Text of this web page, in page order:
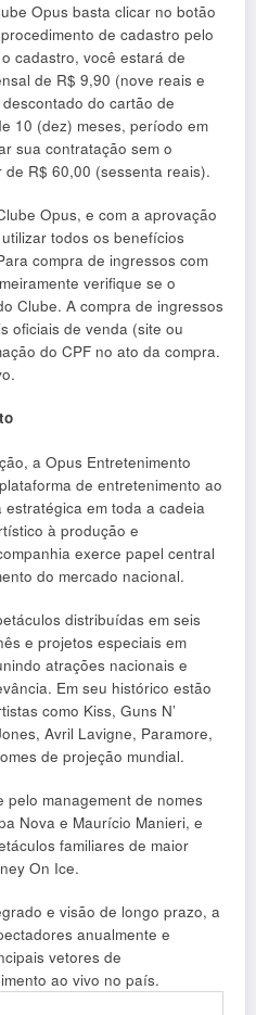
Opus basta clicar no botão
de cadastro pelo
cadastro, você estará de
de R$ 9,90 (nove reais e
do cartão de
10 (dez) meses, período em
sua contratação sem o
R$ 60,00 (sessenta reais).
Opus, e com a aprovação
todos os benefícios
compra de ingressos com
verifique se o
Clube. A compra de ingressos
oficiais de venda (site ou
do CPF no ato da compra.
a Opus Entretenimento
de entretenimento ao
em toda a cadeia
à produção e
exerce papel central
do mercado nacional.
distribuídas em seis
e projetos especiais em
atrações nacionais e
Em seu histórico estão
como Kiss, Guns N’
Avril Lavigne, Paramore,
de projeção mundial.
pelo management de nomes
Nova e Maurício Manieri, e
familiares de maior
On Ice.
e visão de longo prazo, a
anualmente e
vetores de
ao vivo no país.